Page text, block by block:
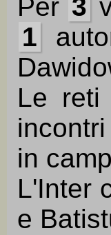
Per 3
1
Le
in
L'Inter
e